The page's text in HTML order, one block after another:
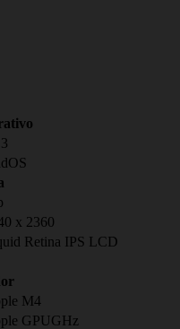
x 2360
Retina IPS LCD
M4
GPUGHz